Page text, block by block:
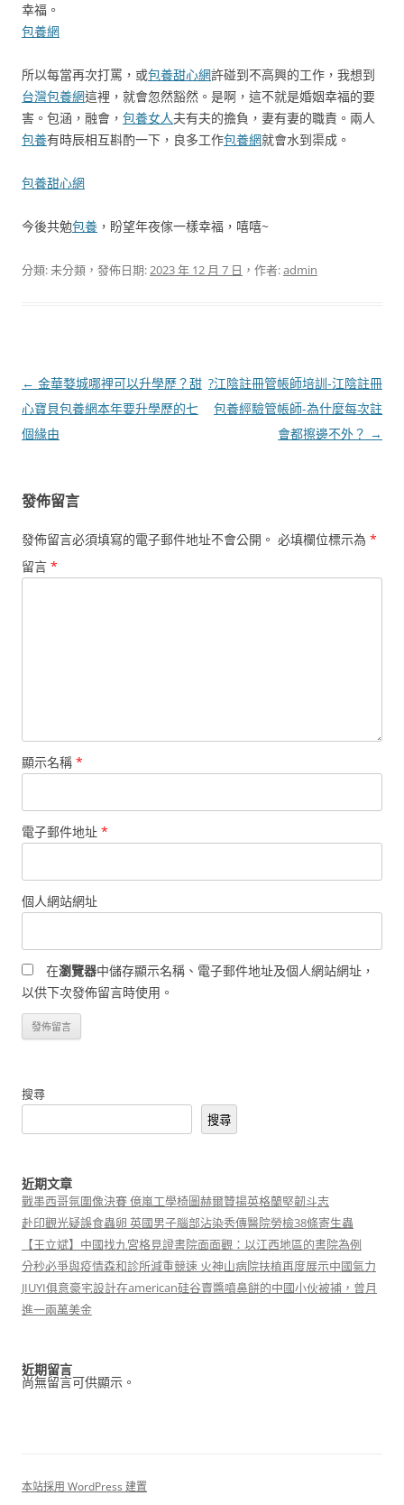
幸福。
包養網
所以每當再次打罵，或包養甜心網許碰到不高興的工作，我想到
台灣包養網這裡，就會忽然豁然。是啊，這不就是婚姻幸福的要
害。包涵，融會， 包養女人夫有夫的擔負，妻有妻的職責。兩人
包養有時辰相互斟酌一下，良多工作包養網就會水到渠成。
包養甜心網
今後共勉包養 ，盼望年夜傢一樣幸福，嘻嘻~
分類: 未分類，發佈日期:2023 年 12 月 7 日 ，作者:admin
文
章
導
← 金華婺城哪裡可以升學歷？甜
心寶貝包養網本年要升學歷的七
個緣由
?江陰註冊管帳師培訓-江陰註冊
包養經驗管帳師-為什麼每次註
會都擦邊不外？ →
發佈留言
發佈留言必須填寫的電子郵件地址不會公開。 必填欄位標示為 *
留言 *
顯示名稱 *
電子郵件地址 *
個人網站網址
在瀏覽器中儲存顯示名稱、電子郵件地址及個人網站網址，
以供下次發佈留言時使用。
搜尋
搜尋
近期文章
戰墨西哥氛圍像決賽 億嵐工學椅圖赫爾贊揚英格蘭堅韌斗志
赴印觀光疑誤食蟲卵 英國男子腦部沾染秀傳醫院勞檢38條寄生蟲
【王立斌】中國找九宮格見證書院面面觀：以江西地區的書院為例
分秒必爭與疫情森和診所減重競速 火神山病院扶植再度展示中國氣力
JIUYI俱意豪宅設計在american硅谷賣醬噴鼻餅的中國小伙被捕，曾月
進一兩萬美金
近期留言
尚無留言可供顯示。
本站採用 WordPress 建置